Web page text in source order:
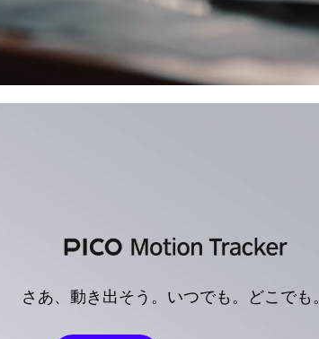
さあ、動き出そう。いつでも。どこでも。